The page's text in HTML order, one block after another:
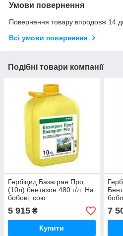
Умови повернення
Повернення товару впродовж 14
Всі умови повернення
Подібні товари компанії
Гербіцид Базагран Про
(10л) бентазон 480 г/л. На
бобові, сою
5 915 ₴
Купити
7